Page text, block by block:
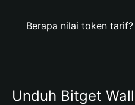
Berapa nilai token tarif?
Unduh Bitget